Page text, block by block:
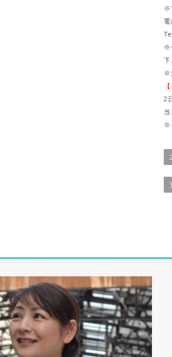
※
※
下
※
2
※